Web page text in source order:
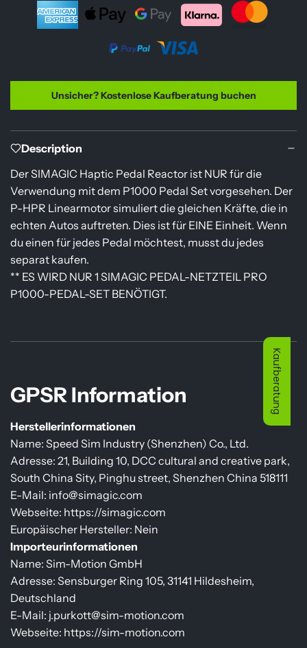
.
Unsicher? Kostenlose Kaufberatung buchen
Description
Der SIMAGIC Haptic Pedal Reactor ist NUR für die
Verwendung mit dem P1000 Pedal Set vorgesehen. Der
P-HPR Linearmotor simuliert die gleichen Kräfte, die in
echten Autos auftreten. Dies ist für EINE Einheit. Wenn
du einen für jedes Pedal möchtest, musst du jedes
separat kaufen.
** ES WIRD NUR 1 SIMAGIC PEDAL-NETZTEIL PRO
P1000-PEDAL-SET BENÖTIGT.
GPSR Information
Herstellerinformationen
Name: Speed Sim Industry (Shenzhen) Co., Ltd.
Adresse: 21, Building 10, DCC cultural and creative park,
South China Sity, Pinghu street, Shenzhen China 518111
E-Mail: info@simagic.com
Webseite: https://simagic.com
Europäischer Hersteller: Nein
Importeurinformationen
Name: Sim-Motion GmbH
Adresse: Sensburger Ring 105, 31141 Hildesheim,
Deutschland
E-Mail: j.purkott@sim-motion.com
Webseite: https://sim-motion.com
Kaufberatung